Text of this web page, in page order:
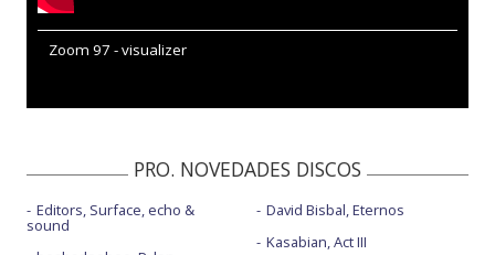
Zoom 97 - visualizer
PRO. NOVEDADES DISCOS
Editors, Surface, echo &
sound
David Bisbal, Eternos
Kasabian, Act III